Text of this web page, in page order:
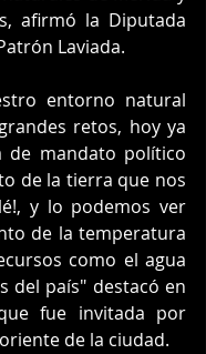
afirmó la Diputada
Laviada.
entorno natural
retos, hoy ya
de mandato político
de la tierra que nos
y lo podemos ver
de la temperatura
como el agua
del país" destacó en
fue invitada por
de la ciudad.